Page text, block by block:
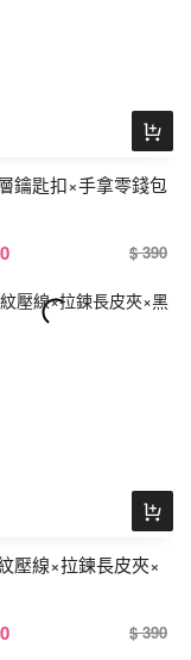
鑰匙扣×手拿零錢包
$ 390
壓線×拉鍊長皮夾×
$ 390